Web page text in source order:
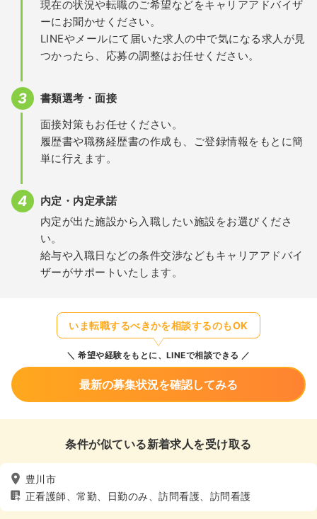
現在の状況や転職のご希望などをキャリアアドバイザ
ーにお聞かせください。
LINEやメールにて届いた求人の中で気になる求人が見
つかったら、応募の調整はお任せください。
書類選考・面接
面接対策もお任せください。
履歴書や職務経歴書の作成も、ご登録情報をもとに簡
単に行えます。
内定・内定承諾
内定が出た施設から入職したい施設をお選びくださ
い。
給与や入職日などの条件交渉などもキャリアアドバイ
ザーがサポートいたします。
いま転職するべきかを相談するのもOK
希望や経験をもとに、LINEで相談できる
最新の募集状況を確認してみる
条件が似ている新着求人を受け取る
豊川市
正看護師、常勤、日勤のみ、訪問看護、訪問看護